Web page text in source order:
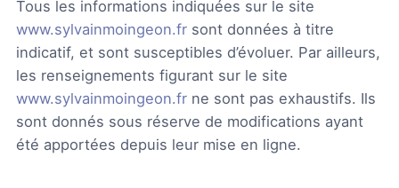
Tous les informations indiquées sur le site
www.sylvainmoingeon.frsont données à titre
indicatif, et sont susceptibles d’évoluer. Par ailleurs,
les renseignements figurant sur le site
www.sylvainmoingeon.frne sont pas exhaustifs. Ils
sont donnés sous réserve de modifications ayant
été apportées depuis leur mise en ligne.